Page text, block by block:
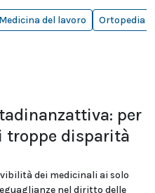
Medicina del lavoro Ortopedia
per
troppe disparità
dei medicinali ai solo
nel diritto delle